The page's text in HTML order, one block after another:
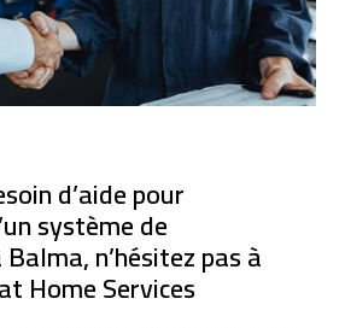
d’aide pour
système de
n’hésitez pas à
Home Services